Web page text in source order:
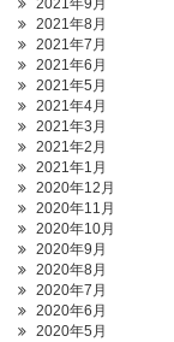
2021年9月
2021年8月
2021年7月
2021年6月
2021年5月
2021年4月
2021年3月
2021年2月
2021年1月
2020年12月
2020年11月
2020年10月
2020年9月
2020年8月
2020年7月
2020年6月
2020年5月